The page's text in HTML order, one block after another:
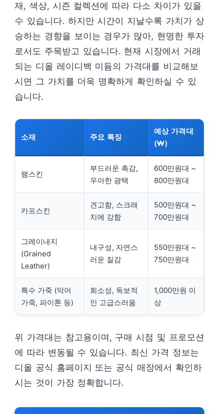
재, 색상, 시즌 컬렉션에 따라 다소 차이가 있을
수 있습니다. 하지만 시간이 지날수록 가치가 상
승하는 경향을 보이는 경우가 많아, 현명한 투자
로서도 주목받고 있습니다. 현재 시장에서 거래
되는 디올 레이디백 미듐의 가격대를 비교해보
시면 그 가치를 더욱 명확하게 확인하실 수 있
습니다.
소재 주요 특징
예상 가격대
(₩)
램스킨
부드러운 촉감,
우아한 광택
600만원대 ~
800만원대
카프스킨
견고함, 스크래
치에 강함
500만원대 ~
700만원대
그레이내지
(Grained
Leather)
내구성, 자연스
러운 질감
550만원대 ~
750만원대
특수 가죽 (악어
가죽, 파이톤 등)
희소성, 독보적
인 고급스러움
1,000만원 이
상
위 가격대는 참고용이며, 구매 시점 및 프로모션
에 따라 변동될 수 있습니다. 최신 가격 정보는
디올 공식 홈페이지 또는 공식 매장에서 확인하
시는 것이 가장 정확합니다.